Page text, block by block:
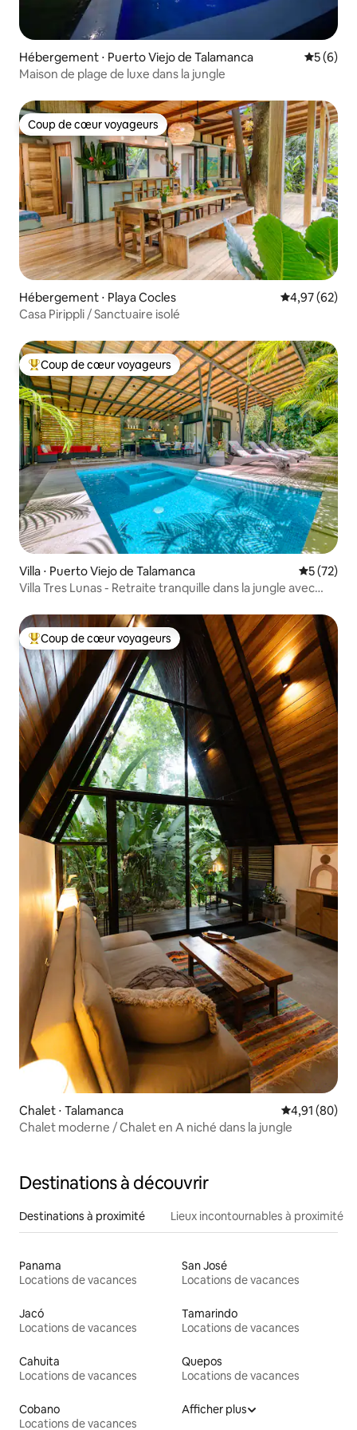
Hébergement ⋅ Puerto Viejo de Talamanca
5 (6)
Maison de plage de luxe dans la jungle
Coup de cœur voyageurs
Coup de cœur voyageurs
Hébergement ⋅ Playa Cocles Évaluation
4,97 (62)
Casa Pirippli / Sanctuaire isolé
Coups de cœur voyageurs les plus appréciés
Coup de cœur voyageurs
Villa ⋅ Puerto Viejo de Talamanca
5 (72)
Villa Tres Lunas - Retraite tranquille dans la jungle avec
Coups de cœur voyageurs les plus appréciés
Coup de cœur voyageurs
Chalet ⋅ Talamanca Évaluation
4,91 (80)
Chalet moderne / Chalet en A niché dans la jungle
Destinations à découvrir
Destinations à proximité Lieux incontournables à proximité
Panama
Locations de vacances
San José
Locations de vacances
Jacó
Locations de vacances
Tamarindo
Locations de vacances
Cahuita
Locations de vacances
Quepos
Locations de vacances
Cobano
Locations de vacances
Afficher plus